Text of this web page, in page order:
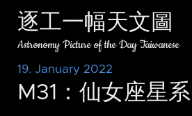
逐工一幅天文圖
Astronomy Picture of the Day Taiwanese
19. January 2022
M31：仙女座星系